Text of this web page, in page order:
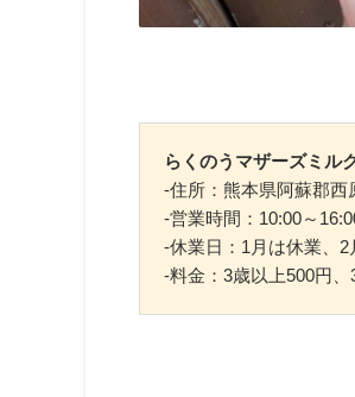
らくのうマザーズミル
-住所：熊本県阿蘇郡西
-営業時間：10:00～
-休業日：1月は休業、
-料金：3歳以上500円